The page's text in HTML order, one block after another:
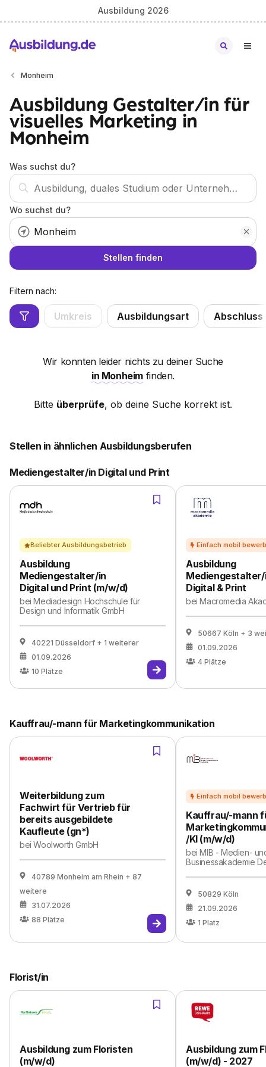
Ausbildung 2026
Monheim
Ausbildung Gestalter/in für
visuelles Marketing in
Monheim
Was suchst du?
Wo suchst du?
Stellen finden
Filtern nach:
Umkreis Ausbildungsart Abschluss
Wir konnten leider nichts zu deiner Suche
in Monheim finden.
Bitte überprüfe, ob deine Suche korrekt ist.
Stellen in ähnlichen Ausbildungsberufen
Mediengestalter/in Digital und Print
Ausbildung
Mediengestalter/in
Digital und Print (m/w/d)
beiMediadesign Hochschule für
Design und Informatik GmbH
40221 Düsseldorf + 1 weiterer
01.09.2026
10 Plätze
Beliebter Ausbildungsbetrieb
Ausbildung
Digital & Print
beiMacromedia
50667 Köln + 3
01.09.2026
4 Plätze
Kauffrau/-mann für Marketingkommunikation
Weiterbildung zum
Fachwirt für Vertrieb für
bereits ausgebildete
Kaufleute (gn*)
beiWoolworth GmbH
40789 Monheim am Rhein + 87
weitere
31.07.2026
88 Plätze
Kauffrau/-mann
/KI (m/w/d)
beiMIB - Medien-
Businessakademie
50829 Köln
21.09.2026
1 Platz
Florist/in
Ausbildung zum Floristen
(m/w/d)
Ausbildung zum
(m/w/d) - 2027